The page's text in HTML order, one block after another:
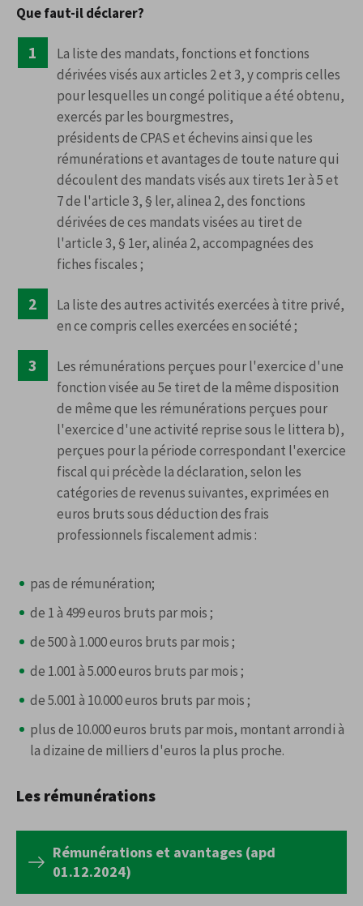
Que faut-il déclarer?
La liste des mandats, fonctions et fonctions
dérivées visés aux articles 2 et 3, y compris celles
pour lesquelles un congé politique a été obtenu,
exercés par les bourgmestres,
présidents de CPAS et échevins ainsi que les
rémunérations et avantages de toute nature qui
découlent des mandats visés aux tirets 1er à 5 et
7 de l'article 3, § ler, alinea 2, des fonctions
dérivées de ces mandats visées au tiret de
l'article 3, § 1er, alinéa 2, accompagnées des
fiches fiscales ;
La liste des autres activités exercées à titre privé,
en ce compris celles exercées en société ;
Les rémunérations perçues pour l'exercice d'une
fonction visée au 5e tiret de la même disposition
de même que les rémunérations perçues pour
l'exercice d'une activité reprise sous le littera b),
perçues pour la période correspondant l'exercice
fiscal qui précède la déclaration, selon les
catégories de revenus suivantes, exprimées en
euros bruts sous déduction des frais
professionnels fiscalement admis :
pas de rémunération;
de 1 à 499 euros bruts par mois ;
de 500 à 1.000 euros bruts par mois ;
de 1.001 à 5.000 euros bruts par mois ;
de 5.001 à 10.000 euros bruts par mois ;
plus de 10.000 euros bruts par mois, montant arrondi à
la dizaine de milliers d'euros la plus proche.
Les rémunérations
Rémunérations et avantages (apd
01.12.2024)